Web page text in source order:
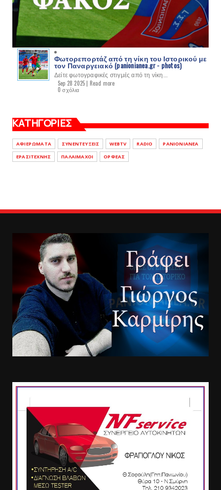
Φωτορεπορτάζ από τη νίκη του Ιστορικού με
τον Παναργειακό (panionianea.gr - photos)
Δείτε φωτογραφικές στιγμές από τη νίκη...
Sep 28 2025 | Read more
0 σχόλια
ΚΑΤΗΓΟΡΙΕΣ
ΑΦΙΕΡΩΜΑΤΑ ΣΥΝΕΝΤΕΥΞΕΙΣ WEBTV RADIO
PANIONIANEA
ΕΡΑΣΙΤΕΧΝΗΣ
ΠΑΛΑΙΜΑΧΟΙ ΟΡΦΕΑΣ